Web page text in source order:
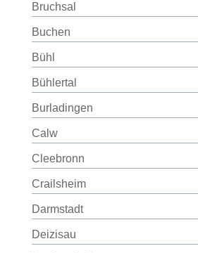
Bruchsal
Buchen
Bühl
Bühlertal
Burladingen
Calw
Cleebronn
Crailsheim
Darmstadt
Deizisau